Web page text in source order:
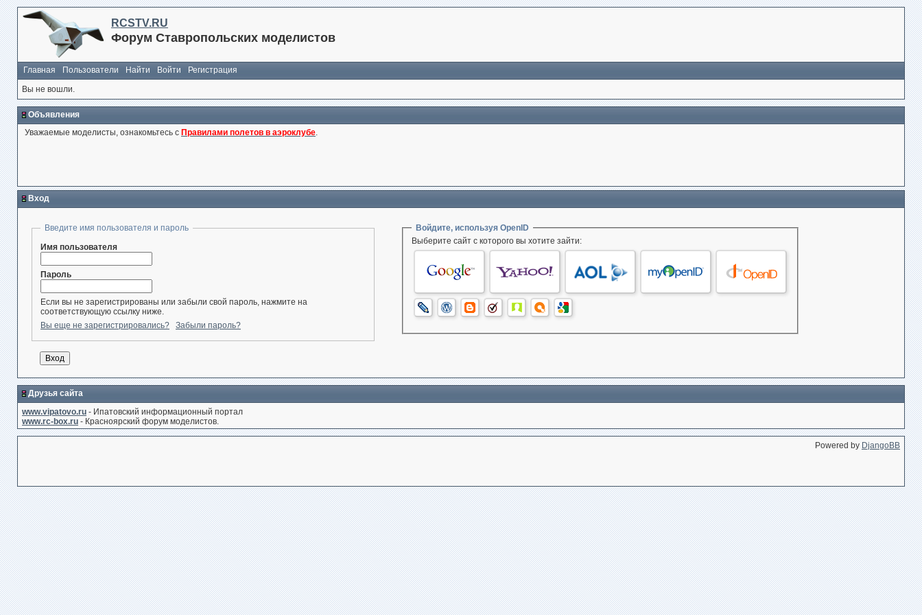
RCSTV.RU
Форум Ставропольских моделистов
Главная Пользователи Найти Войти
Регистрация
Вы не вошли.
Объявления
Уважаемые моделисты, ознакомьтесь с Правилами полетов в аэроклубе.
Вход
Введите имя пользователя и пароль
Имя пользователя
Пароль
Если вы не зарегистрированы или забыли свой пароль, нажмите на
соответствующую ссылку ниже.
Вы еще не зарегистрировались?
Забыли пароль?
Войдите, используя OpenID
Выберите сайт с которого вы хотите зайти:
Друзья сайта
www.vipatovo.ru - Ипатовский информационный портал
www.rc-box.ru - Красноярский форум моделистов.
Powered by DjangoBB